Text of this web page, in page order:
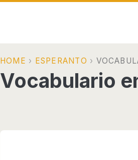
HOME › ESPERANTO ›
Vocabulario